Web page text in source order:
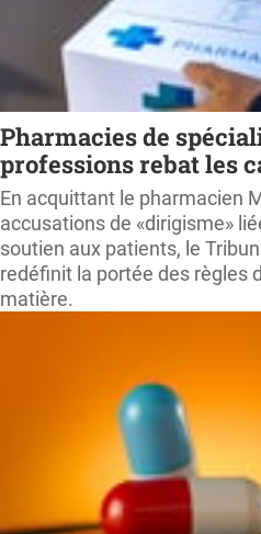
Pharmacies de
professions rebat les
En acquittant le pharmacien
accusations de «dirigisme»
soutien aux patients, le
redéfinit la portée des règles
matière.